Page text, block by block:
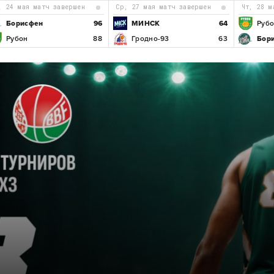
24 мая матч завершен
Борисфен
96
Рубон
88
ср, 27 мая матч завершен
МИНСК
64
Гродно-93
63
чт, 28